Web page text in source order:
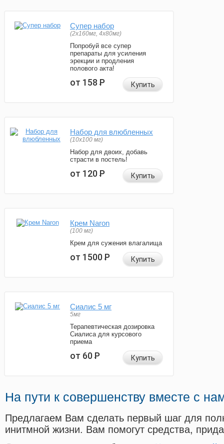
Супер набор
(2х160мг, 4х80мг)
Попробуй все супер
препараты для усиления
эрекции и продления
полового акта!
от 158Р Купить
Набор для влюбленных
(10х100 мг)
Набор для двоих, добавь
страсти в постель!
от 120Р Купить
Крем Naron
(100 мг)
Крем для сужения влагалища
от 1500Р Купить
Сиалис 5 мг
5мг
Терапевтическая дозировка
Сиалиса для курсового
приема
от 60Р Купить
На пути к совершенству вместе с
Предлагаем Вам сделать первый шаг для
инитмной жизни. Вам помогут средства,